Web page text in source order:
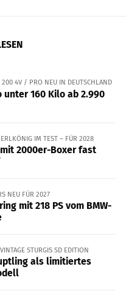
200 4V / PRO NEU IN DEUTSCHLAND
unter 160 Kilo ab 2.990
IM TEST – FÜR 2028
mit 2000er-Boxer fast
NEU FÜR 2027
mit 218 PS vom BMW-
STURGIS SD EDITION
als limitiertes